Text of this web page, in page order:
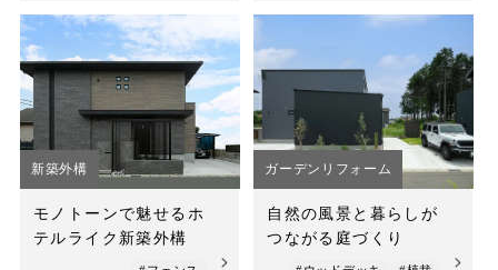
新築外構
モノトーンで魅せるホ
テルライク新築外構
ガーデンリフォーム
自然の風景と暮らしが
つながる庭づくり